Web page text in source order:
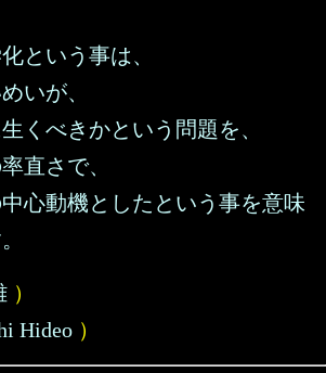
という事は、
いが、
くべきかという問題を、
直さで、
心動機としたという事を意味
）
Hideo ）